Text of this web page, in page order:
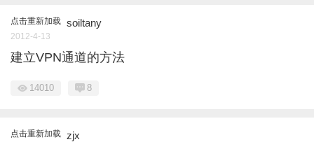
点击重新加载 soiltany
2012-4-13
建立VPN通道的方法
14010 8
点击重新加载 zjx